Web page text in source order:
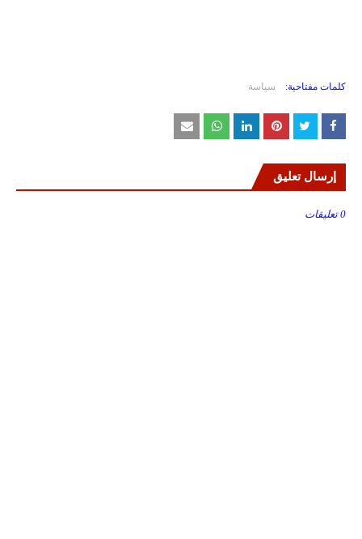
كلمات مفتاحية: سياسة
إرسال تعليق
0 تعليقات